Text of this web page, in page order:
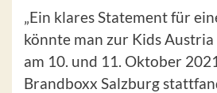
„Ein klares Statement für
könnte man zur Kids
am 10. und 11. Oktober
Brandboxx Salzburg